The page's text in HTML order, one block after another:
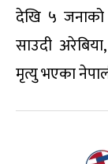
देखि ५
साउदी
मृत्यु भएका